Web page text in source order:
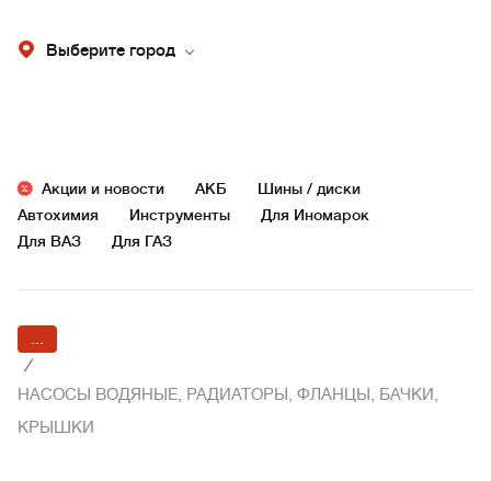
Выберите город
Акции и новости АКБ
Шины / диски
Автохимия
Инструменты
Для Иномарок
Для ВАЗ
Для ГАЗ
...
/
НАСОСЫ ВОДЯНЫЕ, РАДИАТОРЫ, ФЛАНЦЫ, БАЧКИ,
КРЫШКИ